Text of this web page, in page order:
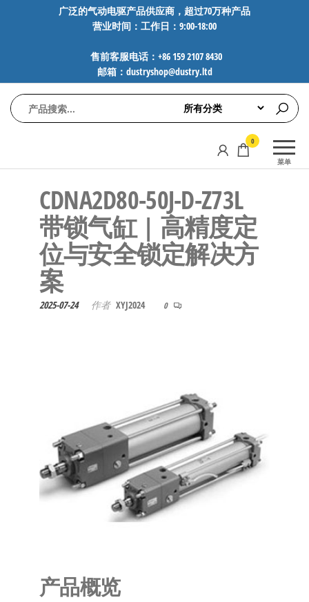
广泛的气动电驱产品供应商，超过70万种产品
营业时间：工作日：9:00-18:00
售前客服电话：+86 159 2107 8430
邮箱：dustryshop@dustry.ltd
动
FESTO、
AVENTICS等
品牌气动
元件，超
过88万种
工业自动
化零部
件，正品
保障，全
菜单
0
CDNA2D80-50J-D-Z73L
带锁气缸 | 高精度定
位与安全锁定解决方
案
2025-07-24 作者 XYJ2024 0
产品概览